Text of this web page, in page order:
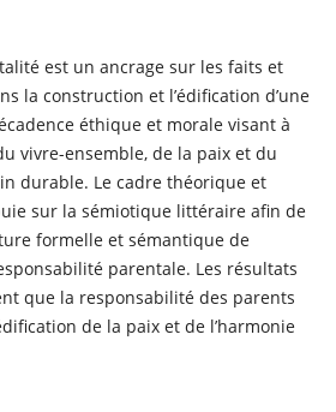
est un ancrage sur les faits et
la construction et l’édification d’une
éthique et morale visant à
vivre-ensemble, de la paix et du
durable. Le cadre théorique et
sur la sémiotique littéraire afin de
formelle et sémantique de
parentale. Les résultats
que la responsabilité des parents
de la paix et de l’harmonie